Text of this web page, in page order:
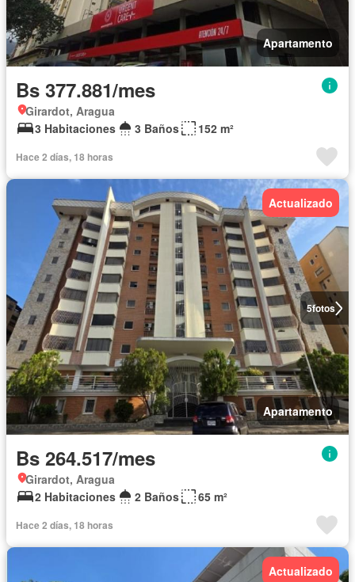
Apartamento
Bs 377.881/mes
Girardot, Aragua
3 Habitaciones
3 Baños 152 m²
Hace 2 días, 18 horas
5fotos
Actualizado
Apartamento
Bs 264.517/mes
Girardot, Aragua
2 Habitaciones
2 Baños 65 m²
Hace 2 días, 18 horas
Actualizado